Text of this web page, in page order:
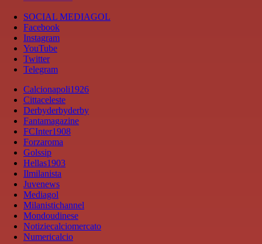
SOCIAL MEDIAGOL
Facebook
Instagram
YouTube
Twitter
Telegram
Calcionapoli1926
Cittaceleste
Derbyderbyderby
Fantamagazine
FCInter1908
Forzaroma
Golssip
Hellas1903
Ilmilanista
Juvenews
Mediagol
Milanistichannel
Mondoudinese
Notiziecalciomercato
Numericalcio